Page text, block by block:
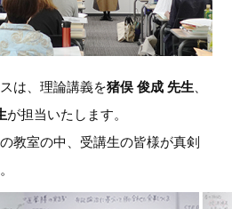
は、理論講義を猪俣 俊成 先生
が担当いたします。
教室の中、受講生の皆様が真剣